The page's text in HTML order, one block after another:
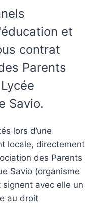
et
contrat
Parents
Savio.
lors d’une
locale, directement
des Parents
Savio (organisme
avec elle un
au droit